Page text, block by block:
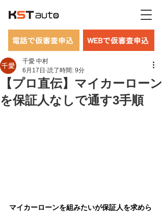
WEBで仮審査申込
電話で仮審査申込
【プロ直伝】マイカーローン
を保証人なしで通す3手順
千愛 中村
6月17日 読了時間: 9分
マイカーローンを組みたいが保証人を求めら